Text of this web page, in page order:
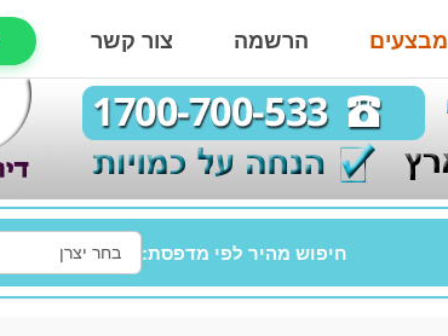
מבצעים הרשמה צור קשר
חיפוש מהיר לפי מדפסת: